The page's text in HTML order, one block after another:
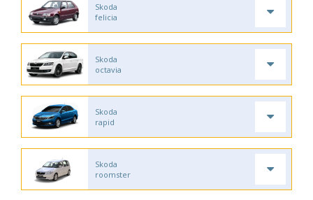
Skoda
felicia
Skoda
octavia
Skoda
rapid
Skoda
roomster